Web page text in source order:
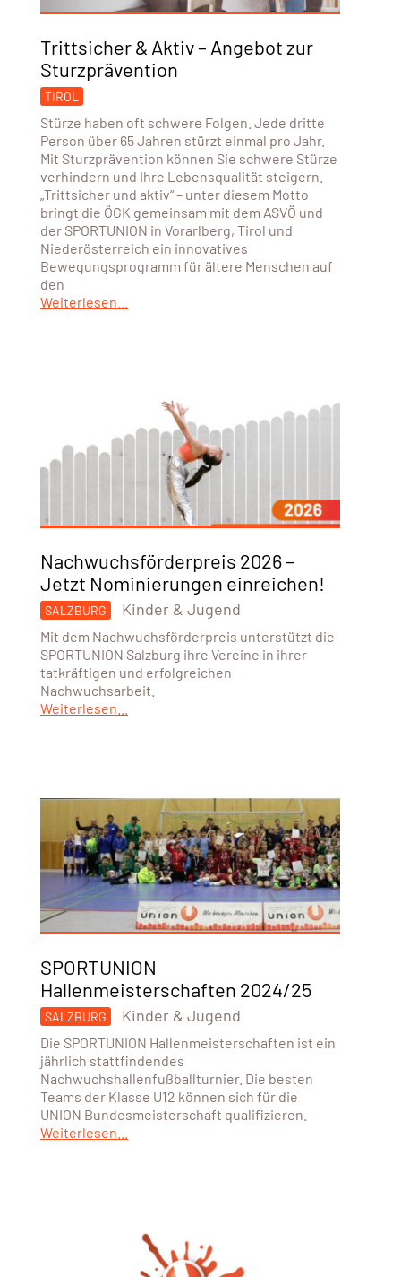
Trittsicher & Aktiv – Angebot zur
Sturzprävention
TIROL
Stürze haben oft schwere Folgen. Jede dritte
Person über 65 Jahren stürzt einmal pro Jahr.
Mit Sturzprävention können Sie schwere Stürze
verhindern und Ihre Lebensqualität steigern.
„Trittsicher und aktiv“ – unter diesem Motto
bringt die ÖGK gemeinsam mit dem ASVÖ und
der SPORTUNION in Vorarlberg, Tirol und
Niederösterreich ein innovatives
Bewegungsprogramm für ältere Menschen auf
den
Weiterlesen...
Nachwuchsförderpreis 2026 –
Jetzt Nominierungen einreichen!
SALZBURG Kinder & Jugend
Mit dem Nachwuchsförderpreis unterstützt die
SPORTUNION Salzburg ihre Vereine in ihrer
tatkräftigen und erfolgreichen
Nachwuchsarbeit.
Weiterlesen...
SPORTUNION
Hallenmeisterschaften 2024/25
SALZBURG Kinder & Jugend
Die SPORTUNION Hallenmeisterschaften ist ein
jährlich stattfindendes
Nachwuchshallenfußballturnier. Die besten
Teams der Klasse U12 können sich für die
UNION Bundesmeisterschaft qualifizieren.
Weiterlesen...